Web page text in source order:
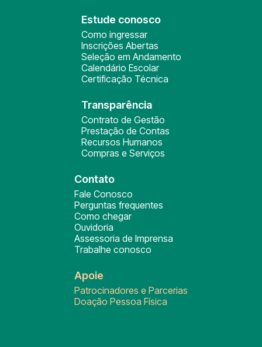
Estude conosco
Como ingressar
Inscrições Abertas
Seleção em Andamento
Calendário Escolar
Certificação Técnica
Transparência
Contrato de Gestão
Prestação de Contas
Recursos Humanos
Compras e Serviços
Contato
Fale Conosco
Perguntas frequentes
Como chegar
Ouvidoria
Assessoria de Imprensa
Trabalhe conosco
Apoie
Patrocinadores e Parcerias
Doação Pessoa Física